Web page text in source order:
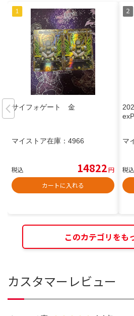
サイフォゲート 金
マイストア在庫： 4966
税込 14822円
カートに入れる
マ
税込
このカテゴリをも
カスタマーレビュー